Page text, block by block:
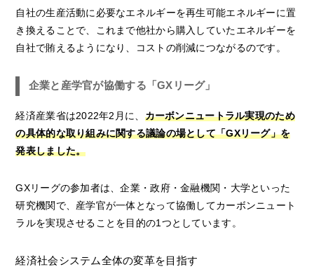
自社の生産活動に必要なエネルギーを再生可能エネルギーに置
き換えることで、これまで他社から購入していたエネルギーを
自社で賄えるようになり、コストの削減につながるのです。
企業と産学官が協働する「GXリーグ」
経済産業省は2022年2月に、 カーボンニュートラル実現のため
の具体的な取り組みに関する議論の場として「GXリーグ」を
発表しました。
GXリーグの参加者は、企業・政府・金融機関・大学といった
研究機関で、産学官が一体となって協働してカーボンニュート
ラルを実現させることを目的の1つとしています。
経済社会システム全体の変革を目指す